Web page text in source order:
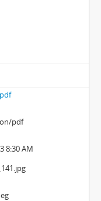
pdf
8:30 AM